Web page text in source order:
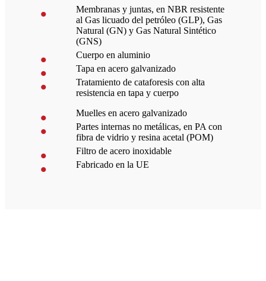
Membranas y juntas, en NBR resistente
al Gas licuado del petróleo (GLP), Gas
Natural (GN) y Gas Natural Sintético
(GNS)
Cuerpo en aluminio
Tapa en acero galvanizado
Tratamiento de cataforesis con alta
resistencia en tapa y cuerpo
Muelles en acero galvanizado
Partes internas no metálicas, en PA con
fibra de vidrio y resina acetal (POM)
Filtro de acero inoxidable
Fabricado en la UE